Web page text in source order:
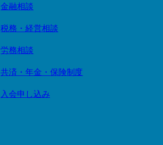
金融相談
税務・経営相談
労務相談
共済・年金・保険制度
入会申し込み